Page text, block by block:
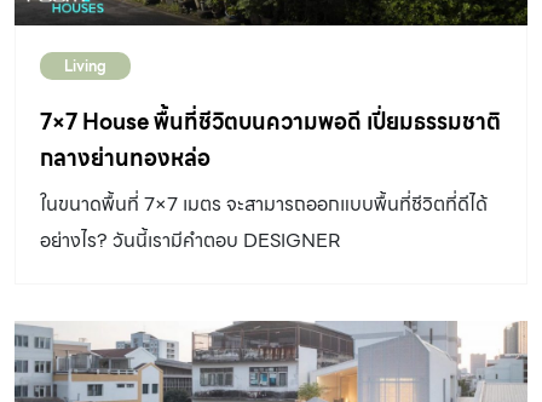
Living
7×7 House พื้นที่ชีวิตบนความพอดี เปี่ยมธรรมชาติ
กลางย่านทองหล่อ
ในขนาดพื้นที่ 7×7 เมตร จะสามารถออกแบบพื้นที่ชีวิตที่ดีได้
อย่างไร? วันนี้เรามีคำตอบ DESIGNER
ราคาที่ดินสูงที่สุดเท่านั้น แต่ด้วยการออกแบบรีโนเวตที่ต้อง
ทำให้เกิดระยะร่น และพื้นที่ขนาด 28 ตารางวา จึงทำให้บ้าน